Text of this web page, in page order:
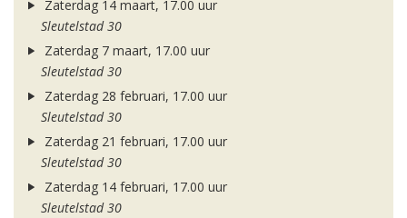
Zaterdag 14 maart, 17.00 uur
Sleutelstad 30
Zaterdag 7 maart, 17.00 uur
Sleutelstad 30
Zaterdag 28 februari, 17.00 uur
Sleutelstad 30
Zaterdag 21 februari, 17.00 uur
Sleutelstad 30
Zaterdag 14 februari, 17.00 uur
Sleutelstad 30